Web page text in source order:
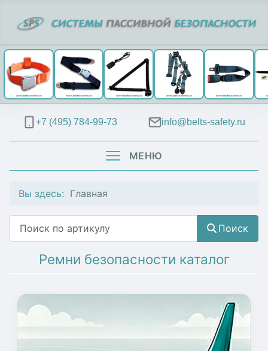
+7 (495) 784-99-73 info@belts-safety.ru
МЕНЮ
Вы здесь: Главная
Поиск
Ремни безопасности каталог